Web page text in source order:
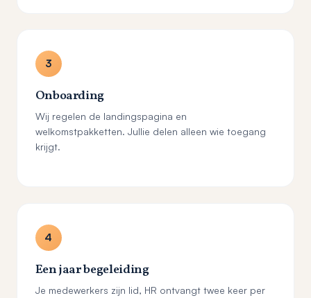
3
Onboarding
Wij regelen de landingspagina en
welkomstpakketten. Jullie delen alleen wie toegang
krijgt.
4
Een jaar begeleiding
Je medewerkers zijn lid, HR ontvangt twee keer per